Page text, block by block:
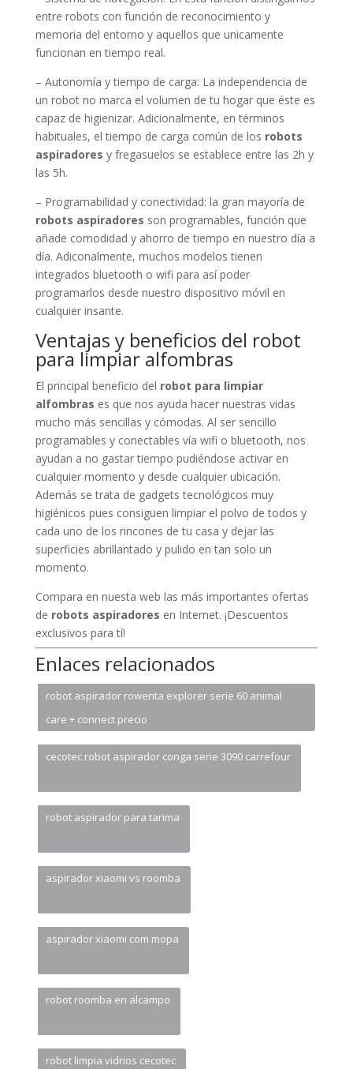
entre robots con función de reconocimiento y
memoria del entorno y aquellos que unicamente
funcionan en tiempo real.
– Autonomía y tiempo de carga: La independencia de
un robot no marca el volumen de tu hogar que éste es
capaz de higienizar. Adicionalmente, en términos
habituales, el tiempo de carga común de los robots
aspiradores y fregasuelos se establece entre las 2h y
las 5h.
– Programabilidad y conectividad: la gran mayoría de
robots aspiradores son programables, función que
añade comodidad y ahorro de tiempo en nuestro día a
día. Adiconalmente, muchos modelos tienen
integrados bluetooth o wifi para así poder
programarlos desde nuestro dispositivo móvil en
cualquier insante.
Ventajas y beneficios del robot
para limpiar alfombras
El principal beneficio del robot para limpiar
alfombras es que nos ayuda hacer nuestras vidas
mucho más sencillas y cómodas. Al ser sencillo
programables y conectables vía wifi o bluetooth, nos
ayudan a no gastar tiempo pudiéndose activar en
cualquier momento y desde cualquier ubicación.
Además se trata de gadgets tecnológicos muy
higiénicos pues consiguen limpiar el polvo de todos y
cada uno de los rincones de tu casa y dejar las
superficies abrillantado y pulido en tan solo un
momento.
Compara en nuesta web las más importantes ofertas
de robots aspiradores en Internet. ¡Descuentos
exclusivos para tí!
Enlaces relacionados
robot aspirador rowenta explorer serie 60 animal
care + connect precio
cecotec robot aspirador conga serie 3090 carrefour
robot aspirador para tarima
aspirador xiaomi vs roomba
aspirador xiaomi com mopa
robot roomba en alcampo
robot limpia vidrios cecotec